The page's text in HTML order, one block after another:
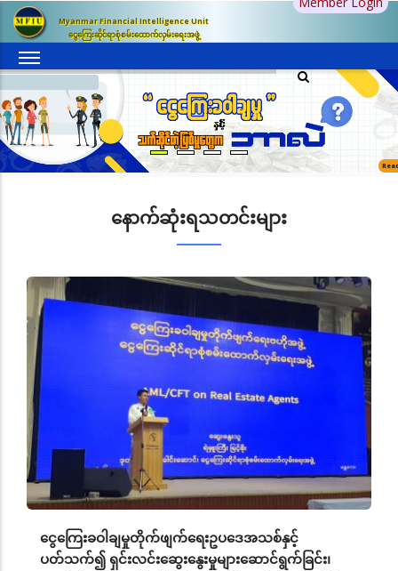
အဓိက
အကြောင်းအရာ
သွား
မည်
Myanmar Financial Intelligence Unit
ငွေကြေးဆိုင်ရာစုံစမ်းထောက်လှမ်းရေးအဖွဲ့
နောက်ဆုံးရသတင်းများ
ငွေကြေးခဝါချမှုတိုက်ဖျက်ရေးဥပဒေအသစ်နှင့်
ပတ်သက်၍ ရှင်းလင်းဆွေးနွေးမှုများဆောင်ရွက်ခြင်း၊